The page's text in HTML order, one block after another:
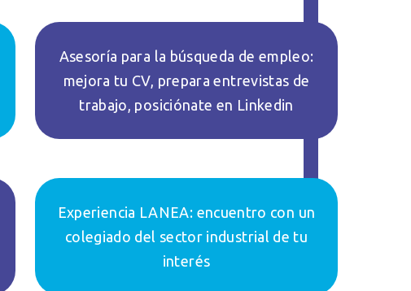
Asesoría para la búsqueda de empleo:
mejora tu CV, prepara entrevistas de
trabajo, posiciónate en Linkedin
Experiencia LANEA: encuentro con un
colegiado del sector industrial de tu
interés